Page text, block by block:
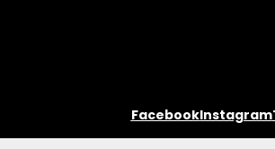
FacebookInstagram